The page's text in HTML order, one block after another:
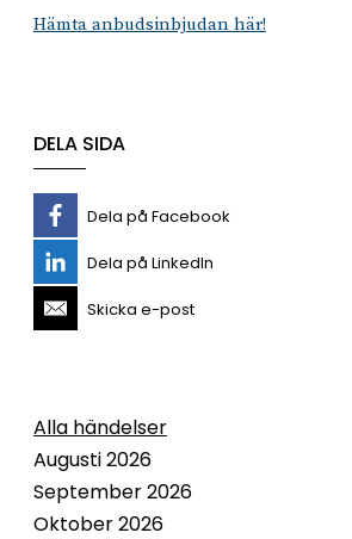
Hämta anbudsinbjudan här!
DELA SIDA
Dela på Facebook
Dela på LinkedIn
Skicka e-post
Alla händelser
Augusti 2026
September 2026
Oktober 2026